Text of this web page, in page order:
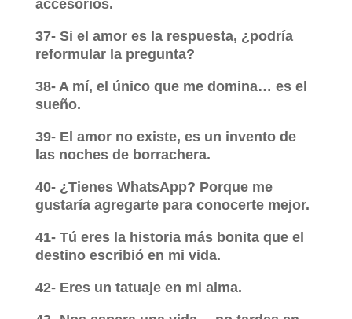
accesorios.
37- Si el amor es la respuesta, ¿podría
reformular la pregunta?
38- A mí, el único que me domina… es el
sueño.
39- El amor no existe, es un invento de
las noches de borrachera.
40- ¿Tienes WhatsApp? Porque me
gustaría agregarte para conocerte mejor.
41- Tú eres la historia más bonita que el
destino escribió en mi vida.
42- Eres un tatuaje en mi alma.